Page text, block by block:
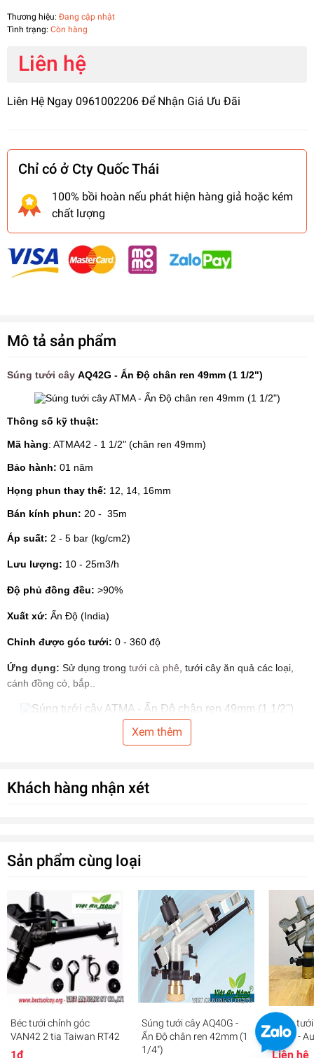
Thương hiệu: Đang cập nhật
Tình trạng: Còn hàng
Liên hệ
Liên Hệ Ngay 0961002206 Để Nhận Giá Ưu Đãi
Chỉ có ở Cty Quốc Thái
100% bồi hoàn nếu phát hiện hàng giả hoặc kém
chất lượng
Mô tả sản phẩm
Súng tưới cây AQ42G - Ấn Độ chân ren 49mm (1 1/2")
Thông số kỹ thuật:
Mã hàng: ATMA42 - 1 1/2" (chân ren 49mm)
Bảo hành: 01 năm
Họng phun thay thế: 12, 14, 16mm
Bán kính phun: 20 - 35m
Áp suất: 2 - 5 bar (kg/cm2)
Lưu lượng: 10 - 25m3/h
Độ phủ đồng đều: >90%
Xuất xứ: Ấn Độ (India)
Chỉnh được góc tưới: 0 - 360 độ
Ứng dụng: Sử dụng trong tưới cà phê, tưới cây ăn quả các loại,
cánh đồng cỏ, bắp..
Xem thêm
Khách hàng nhận xét
Sản phẩm cùng loại
Béc tưới chỉnh góc
VAN42 2 tia Taiwan RT42
1₫
Súng tưới cây AQ40G -
Ấn Độ chân ren 42mm (1
1/4")
Súng
AQ44 -
Liên hệ